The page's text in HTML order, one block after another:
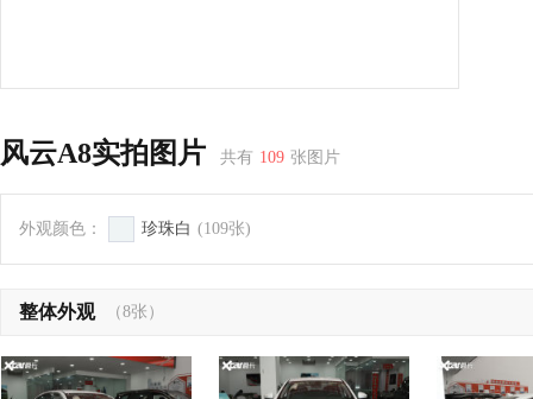
风云A8实拍图片 共有 109 张图片
外观颜色： 珍珠白 (109张)
整体外观 （8张）